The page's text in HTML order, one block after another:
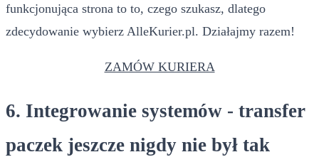
funkcjonująca strona to to, czego szukasz, dlatego
zdecydowanie wybierz AlleKurier.pl. Działajmy razem!
ZAMÓW KURIERA
6. Integrowanie systemów - transfer
paczek jeszcze nigdy nie był tak